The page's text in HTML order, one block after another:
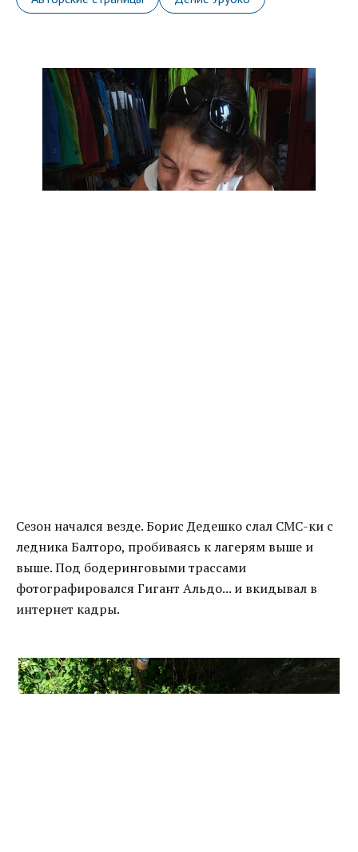
Сезон начался везде. Борис Дедешко слал СМС-ки с
ледника Балторо, пробиваясь к лагерям выше и
выше. Под бодеринговыми трассами
фотографировался Гигант Альдо... и вкидывал в
интернет кадры.